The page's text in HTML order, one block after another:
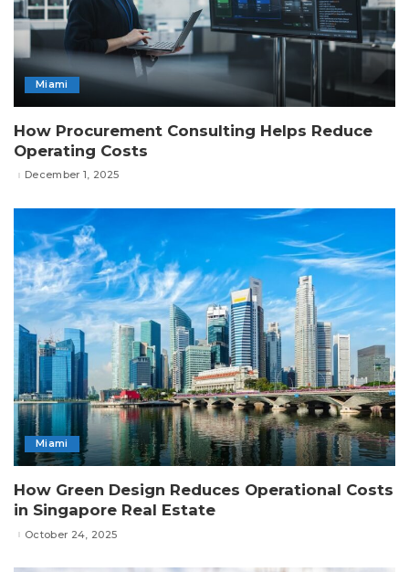
Miami
How Procurement Consulting Helps Reduce
Operating Costs
December 1, 2025
Miami
How Green Design Reduces Operational Costs
in Singapore Real Estate
October 24, 2025